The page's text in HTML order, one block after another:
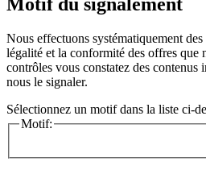
Nous effectuons systématiquement
légalité et la conformité des offres que
contrôles vous constatez des contenus
nous le signaler.
Sélectionnez un motif dans la liste ci-
Motif: